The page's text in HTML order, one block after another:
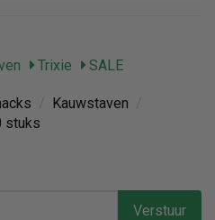
Trixie SALE
Kauwstaven
stuks
Verstuur